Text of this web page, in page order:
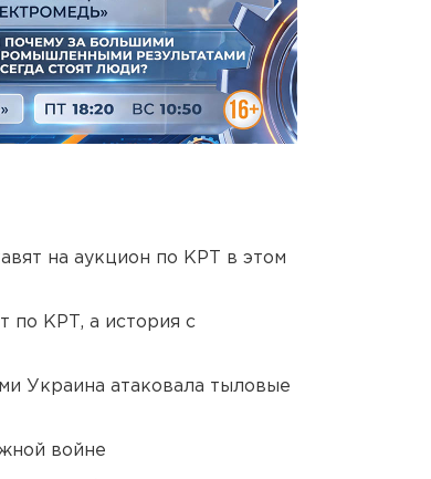
на аукцион по КРТ в этом
по КРТ, а история с
Украина атаковала тыловые
войне